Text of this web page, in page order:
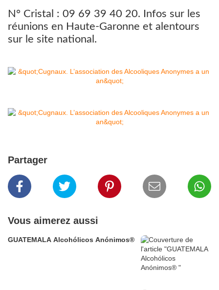
N° Cristal : 09 69 39 40 20. Infos sur les
réunions en Haute-Garonne et alentours
sur le site national.
Partager
Vous aimerez aussi
GUATEMALA Alcohólicos Anónimos®